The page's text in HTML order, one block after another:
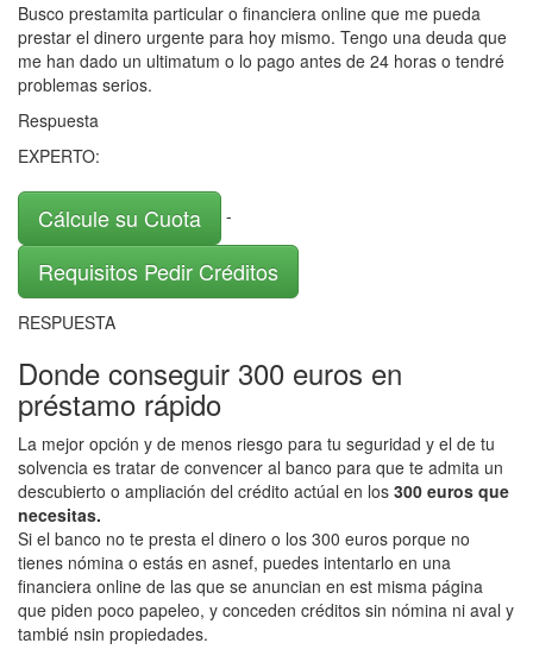
Busco prestamita particular o financiera online que me pueda
prestar el dinero urgente para hoy mismo. Tengo una deuda que
me han dado un ultimatum o lo pago antes de 24 horas o tendré
problemas serios.
Respuesta
EXPERTO:
Cálcule su Cuota -
Requisitos Pedir Créditos
RESPUESTA
Donde conseguir 300 euros en
préstamo rápido
La mejor opción y de menos riesgo para tu seguridad y el de tu
solvencia es tratar de convencer al banco para que te admita un
descubierto o ampliación del crédito actúal en los 300 euros que
necesitas.
Si el banco no te presta el dinero o los 300 euros porque no
tienes nómina o estás en asnef, puedes intentarlo en una
financiera online de las que se anuncian en est misma página
que piden poco papeleo, y conceden créditos sin nómina ni aval y
tambié nsin propiedades.